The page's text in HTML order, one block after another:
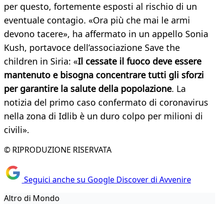
per questo, fortemente esposti al rischio di un
eventuale contagio. «Ora più che mai le armi
devono tacere», ha affermato in un appello Sonia
Kush, portavoce dell’associazione Save the
children in Siria: «Il cessate il fuoco deve essere
mantenuto e bisogna concentrare tutti gli sforzi
per garantire la salute della popolazione. La
notizia del primo caso confermato di coronavirus
nella zona di Idlib è un duro colpo per milioni di
civili».
© RIPRODUZIONE RISERVATA
Seguici anche su Google Discover di Avvenire
Altro di Mondo